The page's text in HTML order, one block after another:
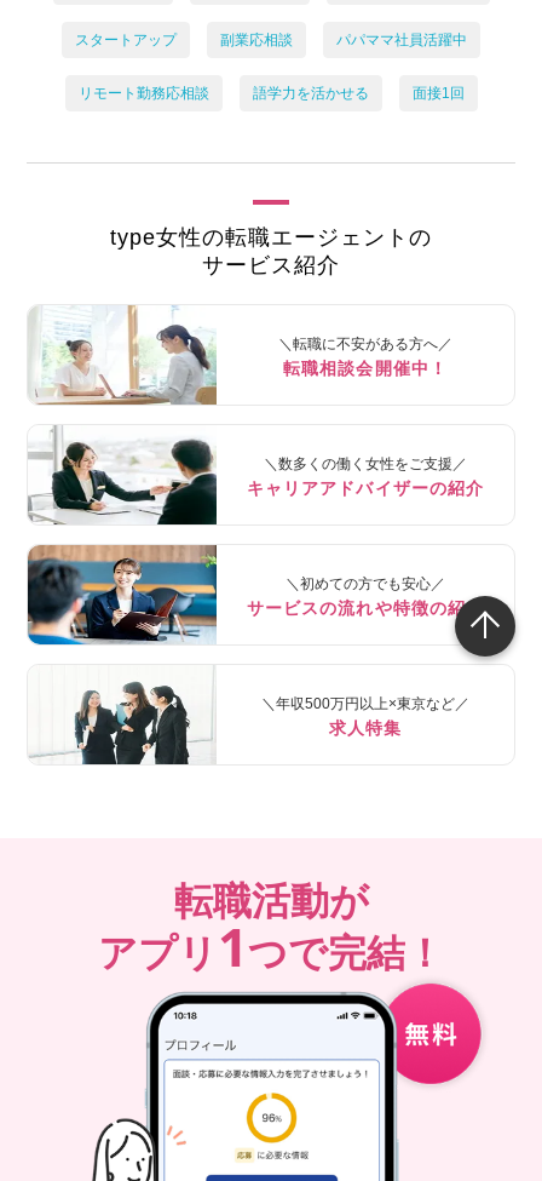
スタートアップ 副業応相談 パパママ社員活躍中
リモート勤務応相談 語学力を活かせる 面接1回
type女性の転職エージェントの
サービス紹介
＼転職に不安がある方へ／
転職相談会開催中！
＼数多くの働く女性をご支援／
キャリアアドバイザーの紹介
＼初めての方でも安心／
サービスの流れや特徴の紹介
＼年収500万円以上×東京など／
求人特集
転職活動が
アプリ 1つで完結！